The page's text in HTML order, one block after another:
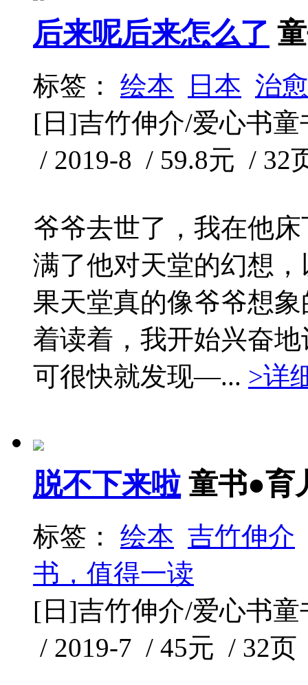
后来呢后来怎么了
标签： 绘本 日本 治
[日]吉竹伸介/爱心书
/ 2019-8 / 59.8元 / 32
爷爷去世了，我在他
满了他对天堂的幻想
果天堂真的像爷爷想
着读着，我开始兴奋
可很快就发现—... >详
脱不下来啦 童书●育
标签： 绘本 吉竹伸介
书，值得一读
[日]吉竹伸介/爱心书
/ 2019-7 / 45元 / 32页